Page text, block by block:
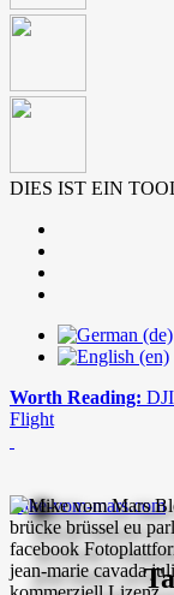
DIES IST EIN
Worth Reading:
Flight
mike-vom-mars.com